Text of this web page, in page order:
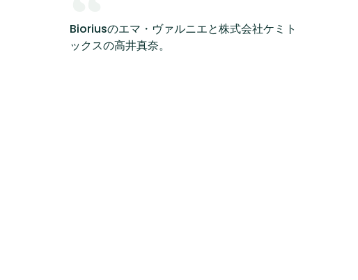
Bioriusのエマ・ヴァルニエと株式会社ケミト
ックスの高井真奈。